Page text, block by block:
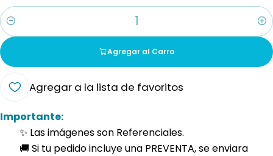
Cantidad
Agregar al Carro
Agregar a la lista de favoritos
Importante:
✨ Las imágenes son Referenciales.
🚚 Si tu pedido incluye una PREVENTA, se enviara